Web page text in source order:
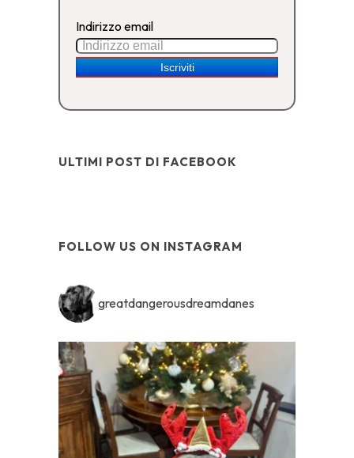
Indirizzo email
ULTIMI POST DI FACEBOOK
FOLLOW US ON INSTAGRAM
greatdangerousdreamdanes